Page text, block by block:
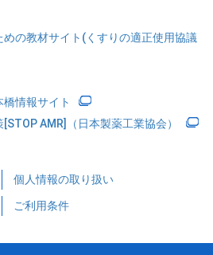
の教材サイト(くすりの適正使用協議
情報サイト
AMR]（日本製薬工業協会）
個人情報の取り扱い
ご利用条件